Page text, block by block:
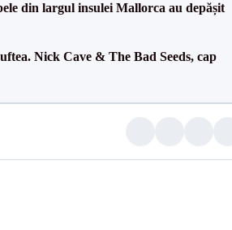
din largul insulei Mallorca au depășit
Nick Cave & The Bad Seeds, cap